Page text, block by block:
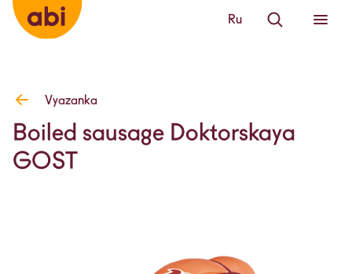
Ru
Vyazanka
Boiled sausage Doktorskaya
GOST